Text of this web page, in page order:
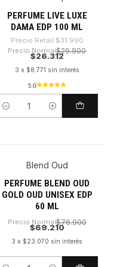
PERFUME LIVE LUXE
DAMA EDP 100 ML
Precio Retail $31.990
Precio Normal$29.900
$26.312
3 x $8.771 sin interés
5.0
Cantidad
Blend Oud
PERFUME BLEND OUD
GOLD OUD UNISEX EDP
60 ML
Precio Normal$76.900
$69.210
3 x $23.070 sin interés